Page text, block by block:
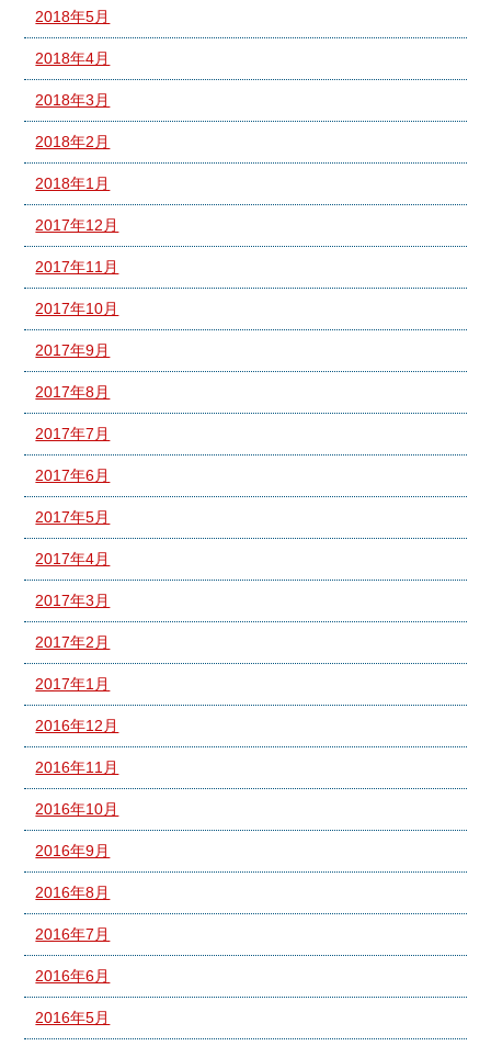
2018年5月
2018年4月
2018年3月
2018年2月
2018年1月
2017年12月
2017年11月
2017年10月
2017年9月
2017年8月
2017年7月
2017年6月
2017年5月
2017年4月
2017年3月
2017年2月
2017年1月
2016年12月
2016年11月
2016年10月
2016年9月
2016年8月
2016年7月
2016年6月
2016年5月